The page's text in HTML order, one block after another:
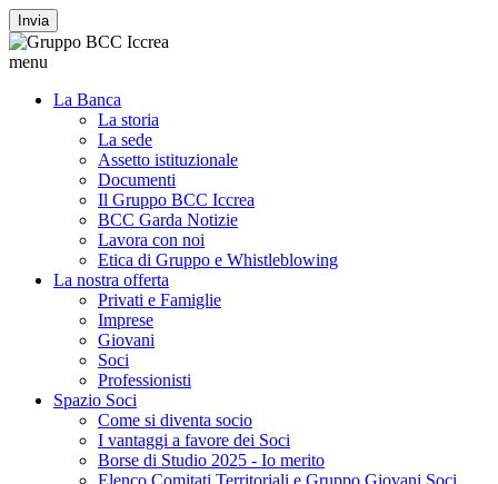
Invia
menu
La Banca
La storia
La sede
Assetto istituzionale
Documenti
Il Gruppo BCC Iccrea
BCC Garda Notizie
Lavora con noi
Etica di Gruppo e Whistleblowing
La nostra offerta
Privati e Famiglie
Imprese
Giovani
Soci
Professionisti
Spazio Soci
Come si diventa socio
I vantaggi a favore dei Soci
Borse di Studio 2025 - Io merito
Elenco Comitati Territoriali e Gruppo Giovani Soci